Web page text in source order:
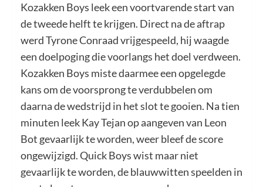
Kozakken Boys leek een voortvarende start van
de tweede helft te krijgen. Direct na de aftrap
werd Tyrone Conraad vrijgespeeld, hij waagde
een doelpoging die voorlangs het doel verdween.
Kozakken Boys miste daarmee een opgelegde
kans om de voorsprong te verdubbelen om
daarna de wedstrijd in het slot te gooien. Na tien
minuten leek Kay Tejan op aangeven van Leon
Bot gevaarlijk te worden, weer bleef de score
ongewijzigd. Quick Boys wist maar niet
gevaarlijk te worden, de blauwwitten speelden in